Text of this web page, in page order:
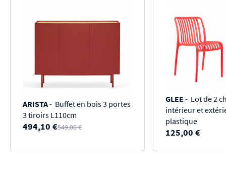
ARISTA- Buffet en bois 3 portes
3 tiroirs L110cm
494,10 €549,00 €
GLEE - Lot de 2
intérieur et
plastique
125,00 €